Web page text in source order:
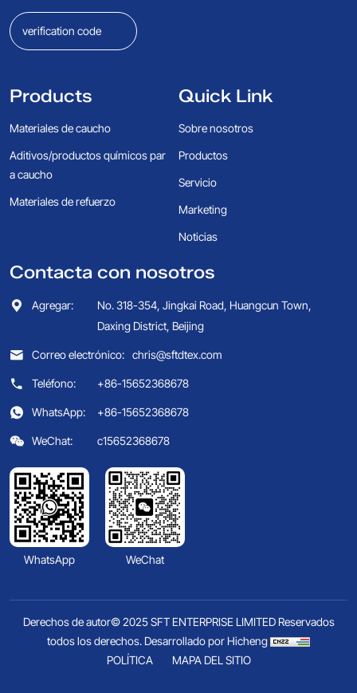
Products
Materiales de caucho
Aditivos/productos químicos par
a caucho
Materiales de refuerzo
Quick Link
Sobre nosotros
Productos
Servicio
Marketing
Noticias
Contacta con nosotros
Agregar:
No. 318-354, Jingkai Road, Huangcun Town,
Daxing District, Beijing
Correo electrónico: chris@sftdtex.com
Teléfono:
+86-15652368678
WhatsApp:
+86-15652368678
WeChat:
c15652368678
WhatsApp WeChat
Derechos de autor© 2025 SFT ENTERPRISE LIMITED Reservados
todos los derechos. Desarrollado por Hicheng
POLÍTICA
MAPA DEL SITIO